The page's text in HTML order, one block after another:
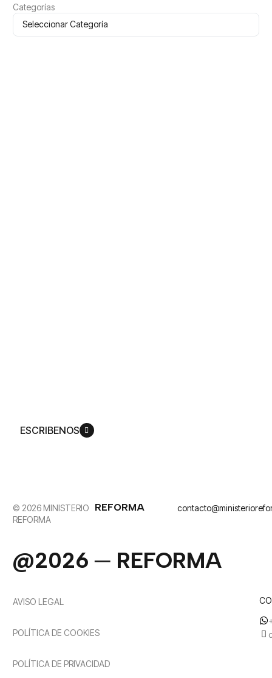
Categorías
ESCRIBENOS
© 2026 MINISTERIO
REFORMA
REFORMA
@2026 ─ REFORMA
AVISO LEGAL
POLÍTICA DE COOKIES
POLÍTICA DE PRIVACIDAD